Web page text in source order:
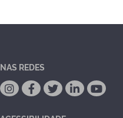
NAS REDES